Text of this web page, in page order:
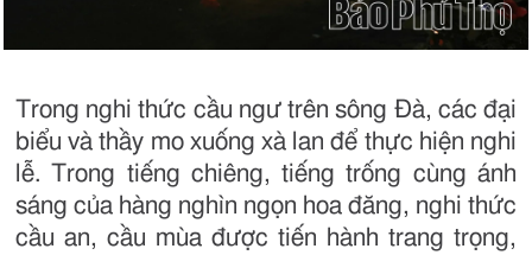
Trong nghi thức cầu ngư trên sông Đà, các đại
biểu và thầy mo xuống xà lan để thực hiện nghi
lễ. Trong tiếng chiêng, tiếng trống cùng ánh
sáng của hàng nghìn ngọn hoa đăng, nghi thức
cầu an, cầu mùa được tiến hành trang trọng,